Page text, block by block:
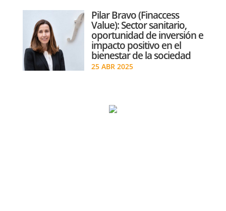
Pilar Bravo (Finaccess
Value): Sector sanitario,
oportunidad de inversión e
impacto positivo en el
bienestar de la sociedad
25 ABR 2025